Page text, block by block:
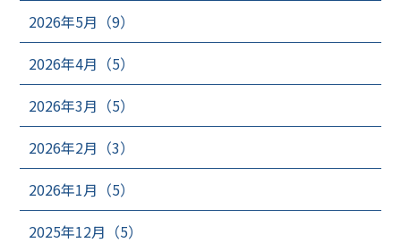
2026年5月（9）
2026年4月（5）
2026年3月（5）
2026年2月（3）
2026年1月（5）
2025年12月（5）